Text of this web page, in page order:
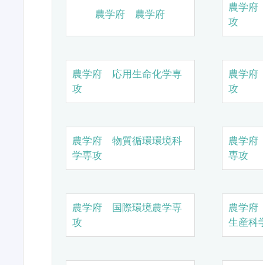
農学府 農学府
農学
攻
農学府 応用生命化学専
攻
農学
攻
農学府 物質循環環境科
学専攻
農学
専攻
農学府 国際環境農学専
攻
農学
生産科